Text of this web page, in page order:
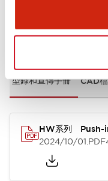
文件和檔案
型錄和宣傳手冊 CAD檔
HW系列 Push-
2024/10/01.PDF